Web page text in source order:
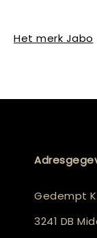
Het merk Jabo
Gedempt
3241 DB